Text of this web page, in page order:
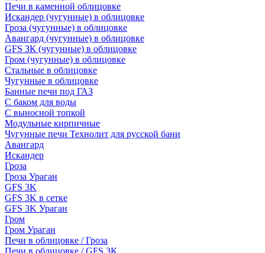
Печи в каменной облицовке
Искандер (чугунные) в облицовке
Гроза (чугунные) в облицовке
Авангард (чугунные) в облицовке
GFS ЗК (чугунные) в облицовке
Гром (чугунные) в облицовке
Стальные в облицовке
Чугунные в облицовке
Банные печи под ГАЗ
С баком для воды
С выносной топкой
Модульные кирпичные
Чугунные печи Технолит для русской бани
Авангард
Искандер
Гроза
Гроза Ураган
GFS 3K
GFS 3K в сетке
GFS 3K Ураган
Гром
Гром Ураган
Печи в облицовке / Гроза
Печи в облицовке / GFS 3K